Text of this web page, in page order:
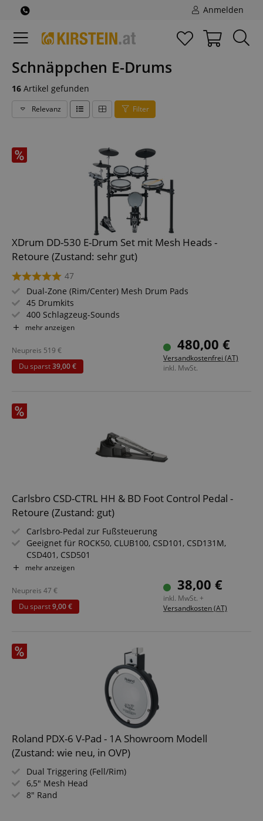
Anmelden
Schnäppchen E-Drums
16 Artikel gefunden
Relevanz Filter
XDrum DD-530 E-Drum Set mit Mesh Heads -
Retoure (Zustand: sehr gut)
47
Dual-Zone (Rim/Center) Mesh Drum Pads
45 Drumkits
400 Schlagzeug-Sounds
Lernmodus
Hintergrundbeleuchtetes Segment-LCD
Kopfhörer-Ausgang, USB, MIDI IN, MIDI OUT
mehr anzeigen
480,00 €
Versandkostenfrei (AT)
inkl. MwSt.
Neupreis 519 €
Du sparst39,00 €
Carlsbro CSD-CTRL HH & BD Foot Control Pedal -
Retoure (Zustand: gut)
Carlsbro-Pedal zur Fußsteuerung
Geeignet für ROCK50, CLUB100, CSD101, CSD131M,
CSD401, CSD501
Farbe: Schwarz / Chrome
mehr anzeigen
38,00 €
inkl. MwSt. +
Versandkosten (AT)
Neupreis 47 €
Du sparst9,00 €
Roland PDX-6 V-Pad - 1A Showroom Modell
(Zustand: wie neu, in OVP)
Dual Triggering (Fell/Rim)
6,5" Mesh Head
8" Rand